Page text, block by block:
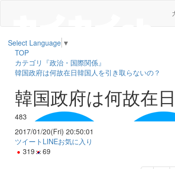
Select Language ▼
TOP
カテゴリ『政治・国際関係』
韓国政府は何故在日韓国人を引き取らないの？
韓国政府は何故在
483
2017/01/20(Fri) 20:50:01
ツイート LINEお気に入り
319
69